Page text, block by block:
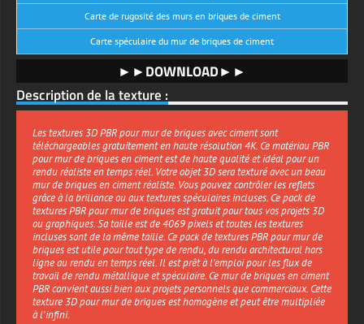
Carte de rugosité des murs en briques de ciment
Carte spéculaire du mur de briques de ciment
►►DOWNLOAD►►
Description de la texture :
Les textures 3D PBR pour mur de briques avec ciment sont
téléchargeables gratuitement en haute résolution 4K. Ce matériau PBR
pour mur de briques en ciment est de haute qualité et idéal pour un
rendu réaliste en temps réel. Votre objet 3D sera texturé avec un beau
mur de briques en ciment réaliste. Vous pouvez contrôler les reflets
grâce à la brillance ou aux textures spéculaires incluses. Ce pack de
textures PBR pour mur de briques est gratuit pour tous vos projets 3D
ou graphiques. Sa taille est de 4069 pixels et toutes les textures
incluses sont de la même taille. Ce pack de textures PBR pour mur de
briques est utile pour tout type de rendu, du rendu architectural hors
ligne au rendu en temps réel. Il est prêt à l'emploi pour les flux de
travail de rendu métallique et spéculaire. Ce mur de briques en ciment
PBR convient aussi bien aux projets personnels que commerciaux. Cette
texture 3D pour mur de briques est homogène et peut être multipliée
à l'infini.